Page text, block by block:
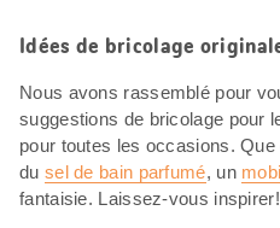
Idées de bricolage
Nous avons rassemblé pour
suggestions de bricolage pour
pour toutes les occasions.
du sel de bain parfumé, un
fantaisie. Laissez-vous inspirer!